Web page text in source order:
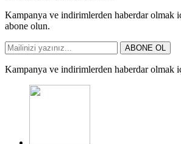
Kampanya ve indirimlerden haberdar olmak
abone olun.
ABONE OL
Kampanya ve indirimlerden haberdar olmak